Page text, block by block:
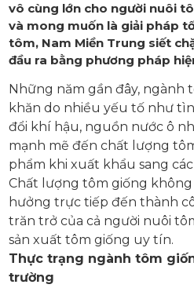
vô cùng lớn cho người nuôi
và mong muốn là giải pháp
tôm, Nam Miền Trung siết
đầu ra bằng phương pháp
Những năm gần đây, ngành
khăn do nhiều yếu tố như
đổi khí hậu, nguồn nước ô
mạnh mẽ đến chất lượng
phẩm khi xuất khẩu sang
Chất lượng tôm giống không
hưởng trực tiếp đến thành
trăn trở của cả người nuôi
sản xuất tôm giống uy tín.
Thực trạng ngành tôm
trường